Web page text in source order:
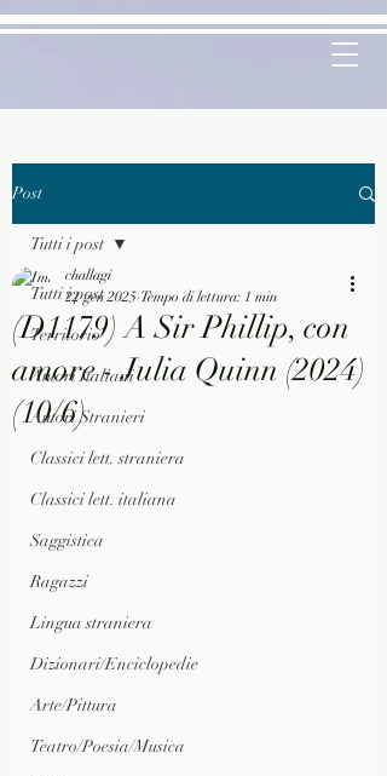
Post
Tutti i post
Territorio
Autori Italiani
Autori Stranieri
Classici lett. straniera
Classici lett. italiana
Saggistica
Ragazzi
Lingua straniera
Dizionari/Enciclopedie
Arte/Pittura
Teatro/Poesia/Musica
Tutti i post
(D1179) A Sir Phillip, con
amore - Julia Quinn (2024)
(10/6)
challagi
22 gen 2025 Tempo di lettura: 1 min